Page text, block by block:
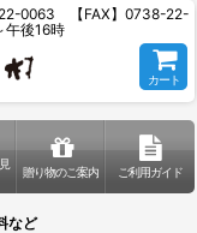
0063 【FAX】0738-22-
午後16時
カート
贈り物のご案内 ご利用ガイド
など